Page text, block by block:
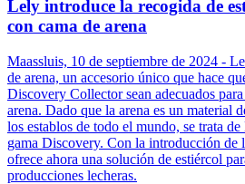
Lely introduce la recogida de
con cama de arena
Maassluis, 10 de septiembre de 2024 -
de arena, un accesorio único que hace
Discovery Collector sean adecuados
arena. Dado que la arena es un material
los establos de todo el mundo, se trata
gama Discovery. Con la introducción de
ofrece ahora una solución de estiércol
producciones lecheras.